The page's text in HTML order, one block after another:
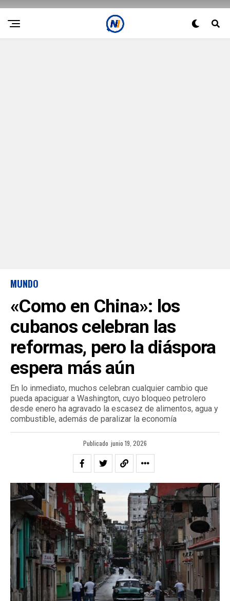
MUNDO
«Como en China»: los
cubanos celebran las
reformas, pero la diáspora
espera más aún
En lo inmediato, muchos celebran cualquier cambio que
pueda apaciguar a Washington, cuyo bloqueo petrolero
desde enero ha agravado la escasez de alimentos, agua y
combustible, además de paralizar la economía
Publicado junio 19, 2026